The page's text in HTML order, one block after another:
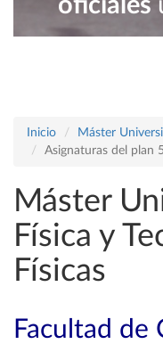
oficiales
Inicio
Máster
Asignaturas del plan
Máster
Física y
Físicas
Facultad de